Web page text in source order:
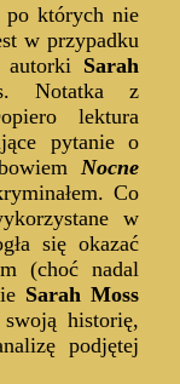
po których nie
w przypadku
autorki Sarah
Notatka z
lektura
pytanie o
Nocne
Co
w
się okazać
(choć nadal
Sarah Moss
swoją historię,
podjętej